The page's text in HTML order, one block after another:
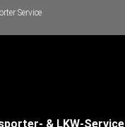
Service
& LKW-Service